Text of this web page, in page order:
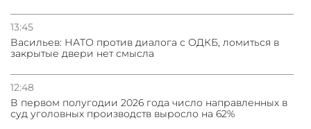
13:45
Васильев: НАТО против диалога с ОДКБ, ломиться в
закрытые двери нет смысла
12:48
В первом полугодии 2026 года число направленных в
суд уголовных производств выросло на 62%